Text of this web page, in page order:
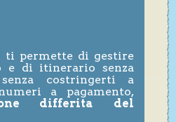
ti permette di gestire
e di itinerario senza
costringerti a
a pagamento,
differita del